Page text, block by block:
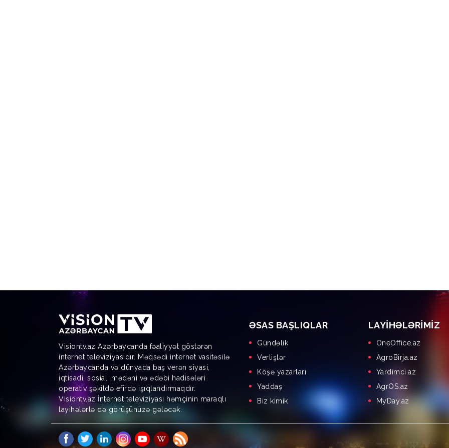
Visiontv.az Azərbaycanda fəaliyyət göstərən
internet televiziyasıdır. Məqsədi internet vasitəsilə
Azərbaycanda və dünyada baş verən siyasi,
iqtisadi, sosial, mədəni və ədəbi hadisələri
operativ şəkildə efirdə işıqlandırmaqdır.
Visiontv.az İnternet televiziyası həmçinin maraqlı
layihələrlə də görüşünüzə gələcək.
ƏSAS BAŞLIQLAR
Gündəlik
Verlişlər
Köşə yazarları
Yaddaş
Biz kimik
LAYIHƏLƏRIMIZ
OneOffice.az
AgroBirja.az
Yardimci.az
AgrOS.az
MyDay.az